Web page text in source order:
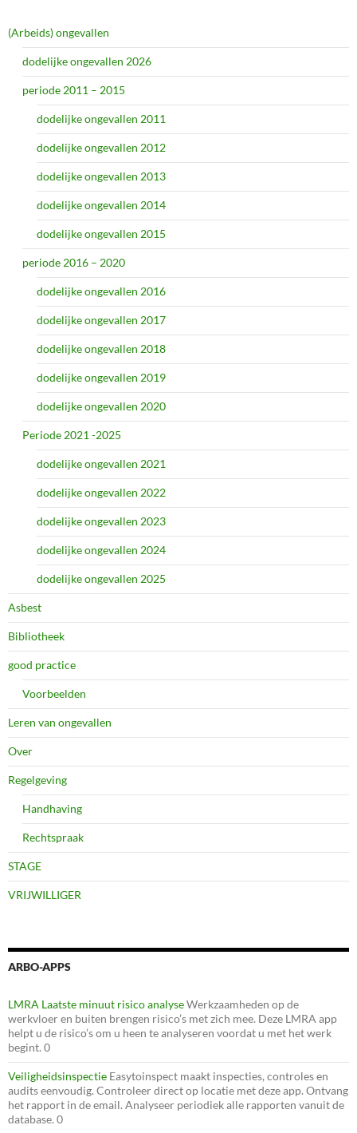
(Arbeids) ongevallen
dodelijke ongevallen 2026
periode 2011 – 2015
dodelijke ongevallen 2011
dodelijke ongevallen 2012
dodelijke ongevallen 2013
dodelijke ongevallen 2014
dodelijke ongevallen 2015
periode 2016 – 2020
dodelijke ongevallen 2016
dodelijke ongevallen 2017
dodelijke ongevallen 2018
dodelijke ongevallen 2019
dodelijke ongevallen 2020
Periode 2021 -2025
dodelijke ongevallen 2021
dodelijke ongevallen 2022
dodelijke ongevallen 2023
dodelijke ongevallen 2024
dodelijke ongevallen 2025
Asbest
Bibliotheek
good practice
Voorbeelden
Leren van ongevallen
Over
Regelgeving
Handhaving
Rechtspraak
STAGE
VRIJWILLIGER
ARBO-APPS
LMRA Laatste minuut risico analyseWerkzaamheden op de
werkvloer en buiten brengen risico’s met zich mee. Deze LMRA app
helpt u de risico’s om u heen te analyseren voordat u met het werk
begint. 0
Veiligheidsinspectie Easytoinspect maakt inspecties, controles en
audits eenvoudig. Controleer direct op locatie met deze app. Ontvang
het rapport in de email. Analyseer periodiek alle rapporten vanuit de
database. 0